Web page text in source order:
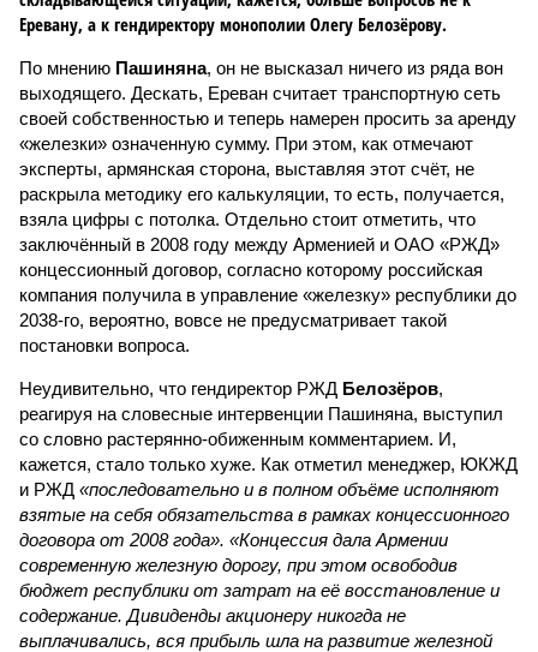
Еревану, а к гендиректору монополии Олегу Белозёрову.
По мнению Пашиняна, он не высказал ничего из ряда вон
выходящего. Дескать, Ереван считает транспортную сеть
своей собственностью и теперь намерен просить за аренду
«железки» означенную сумму. При этом, как отмечают
эксперты, армянская сторона, выставляя этот счёт, не
раскрыла методику его калькуляции, то есть, получается,
взяла цифры с потолка. Отдельно стоит отметить, что
заключённый в 2008 году между Арменией и ОАО «РЖД»
концессионный договор, согласно которому российская
компания получила в управление «железку» республики до
2038-го, вероятно, вовсе не предусматривает такой
постановки вопроса.
Неудивительно, что гендиректор РЖД Белозёров,
реагируя на словесные интервенции Пашиняна, выступил
со словно растерянно-обиженным комментарием. И,
кажется, стало только хуже. Как отметил менеджер, ЮКЖД
и РЖД «последовательно и в полном объёме исполняют
взятые на себя обязательства в рамках концессионного
договора от 2008 года». «Концессия дала Армении
современную железную дорогу, при этом освободив
бюджет республики от затрат на её восстановление и
содержание. Дивиденды акционеру никогда не
выплачивались, вся прибыль шла на развитие железной